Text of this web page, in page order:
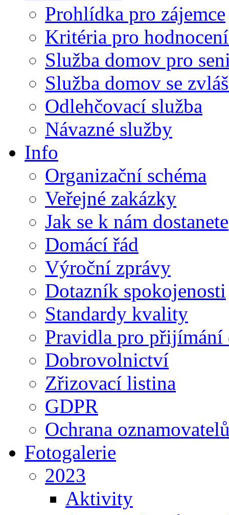
Prohlídka pro zájemce
Kritéria pro
Služba domov pro
Služba domov se
Odlehčovací služba
Návazné služby
Info
Organizační schéma
Veřejné zakázky
Jak se k nám dostanete
Domácí řád
Výroční zprávy
Dotazník spokojenosti
Standardy kvality
Pravidla pro přijímání
Dobrovolnictví
Zřizovací listina
GDPR
Ochrana
Fotogalerie
2023
Aktivity